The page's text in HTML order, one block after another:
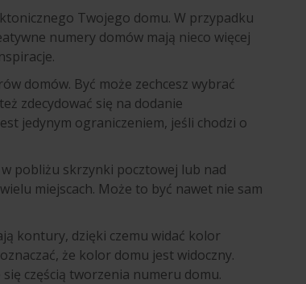
Twojego domu. W przypadku
numery domów mają nieco więcej
domów. Być może zechcesz wybrać
zdecydować się na dodanie
jedynym ograniczeniem, jeśli chodzi o
pobliżu skrzynki pocztowej lub nad
miejscach. Może to być nawet nie sam
kontury, dzięki czemu widać kolor
że kolor domu jest widoczny.
częścią tworzenia numeru domu.